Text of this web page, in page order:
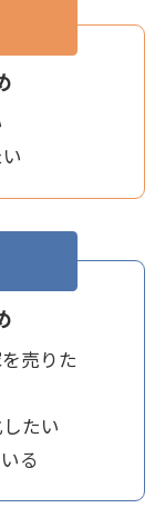
たい
る